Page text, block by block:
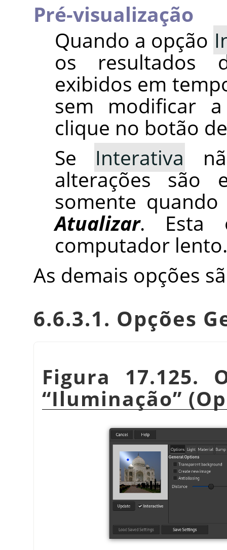
Pré-visualização
Quando a opção
os resultados
exibidos em
sem modificar
clique no botão
Se Interativa
alterações são
somente
Atualizar. Esta
computador lento.
As demais opções
6.6.3.1. Opções
Figura 17.125.
“Iluminação”